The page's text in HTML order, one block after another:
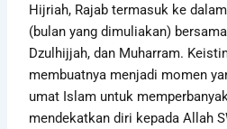
Hijriah, Rajab termasuk ke
(bulan yang dimuliakan)
Dzulhijjah, dan Muharram.
membuatnya menjadi momen
umat Islam untuk
mendekatkan diri kepada Allah